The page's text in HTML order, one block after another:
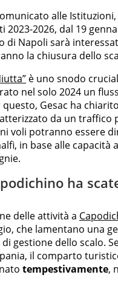
alle
2026, dal 19
di Napoli sarà
la chiusura dello
è uno snodo
nel solo 2024 un
Gesac ha
da un traffico
voli potranno essere
in base alle capacità
ha
delle attività a
che lamentano una
gestione dello scalo.
il comparto
tempestivamente,